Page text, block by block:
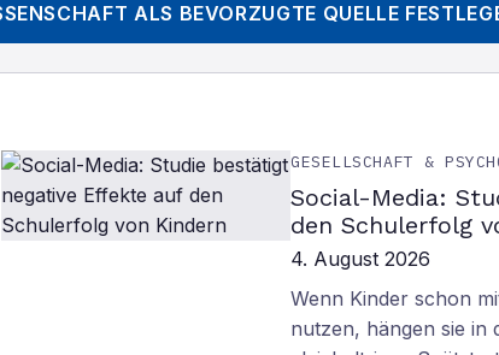
ALS BEVORZUGTE QUELLE
GESELLSCHAFT &
Social-Media:
den Schulerfolg
4. August 2026
Wenn Kinder schon
nutzen, hängen sie in